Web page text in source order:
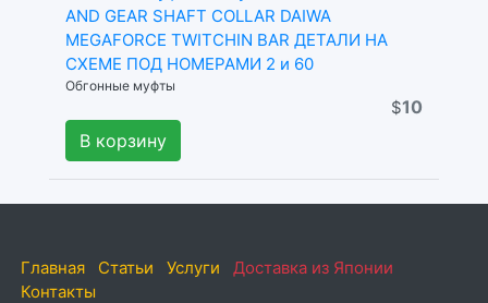
AND GEAR SHAFT COLLAR DAIWA
MEGAFORCE TWITCHIN BAR ДЕТАЛИ НА
СХЕМЕ ПОД НОМЕРАМИ 2 и 60
Обгонные муфты
$10
В корзину
Главная Статьи Услуги
Доставка из Японии
Контакты